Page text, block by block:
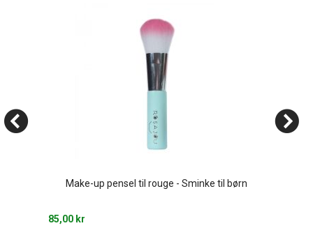
Make-up pensel til rouge - Sminke til børn
85,00 kr